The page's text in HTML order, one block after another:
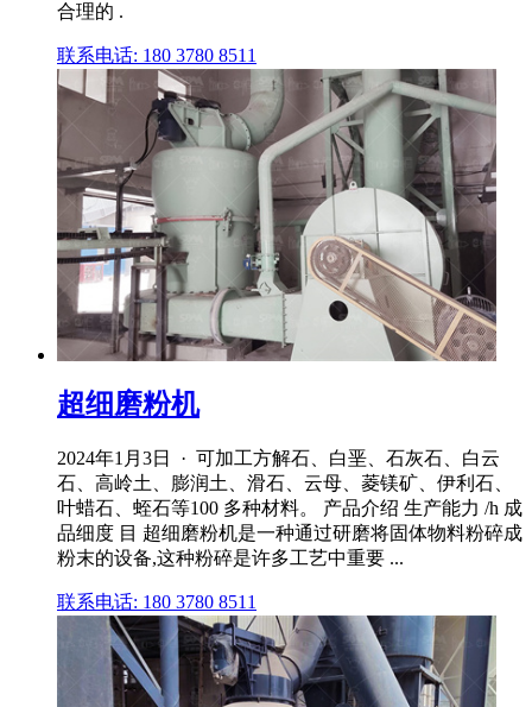
合理的 .
联系电话: 180 3780 8511
超细磨粉机
2024年1月3日 · 可加工方解石、白垩、石灰石、白云
石、高岭土、膨润土、滑石、云母、菱镁矿、伊利石、
叶蜡石、蛭石等100 多种材料。 产品介绍 生产能力 /h 成
品细度 目 超细磨粉机是一种通过研磨将固体物料粉碎成
粉末的设备,这种粉碎是许多工艺中重要 ...
联系电话: 180 3780 8511